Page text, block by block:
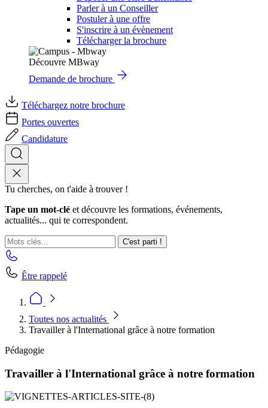
Parler à un Conseiller
Postuler à une offre
S'inscrire à un évènement
Télécharger la brochure
Découvre MBway
Demande de brochure
Téléchargez notre brochure
Portes ouvertes
Candidature
Tu cherches, on t'aide à trouver !
Tape un mot-clé et découvre les formations, événements,
actualités... qui te correspondent.
C'est parti !
Être rappelé
Toutes nos actualités
Travailler à l'International grâce à notre formation
Pédagogie
Travailler à l'International grâce à notre formation